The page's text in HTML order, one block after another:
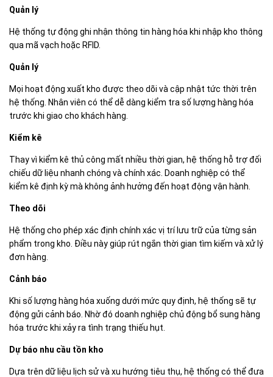
Quản lý
Hệ thống tự động ghi nhận thông tin hàng hóa khi nhập kho thông
qua mã vạch hoặc RFID.
Quản lý
Mọi hoạt động xuất kho được theo dõi và cập nhật tức thời trên
hệ thống. Nhân viên có thể dễ dàng kiểm tra số lượng hàng hóa
trước khi giao cho khách hàng.
Kiểm kê
Thay vì kiểm kê thủ công mất nhiều thời gian, hệ thống hỗ trợ đối
chiếu dữ liệu nhanh chóng và chính xác. Doanh nghiệp có thể
kiểm kê định kỳ mà không ảnh hưởng đến hoạt động vận hành.
Theo dõi
Hệ thống cho phép xác định chính xác vị trí lưu trữ của từng sản
phẩm trong kho. Điều này giúp rút ngắn thời gian tìm kiếm và xử lý
đơn hàng.
Cảnh báo
Khi số lượng hàng hóa xuống dưới mức quy định, hệ thống sẽ tự
động gửi cảnh báo. Nhờ đó doanh nghiệp chủ động bổ sung hàng
hóa trước khi xảy ra tình trạng thiếu hụt.
Dự báo nhu cầu tồn kho
Dựa trên dữ liệu lịch sử và xu hướng tiêu thụ, hệ thống có thể đưa